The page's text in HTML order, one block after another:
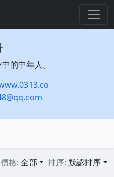
的中年人。
價格: 全部 排序:默認排序